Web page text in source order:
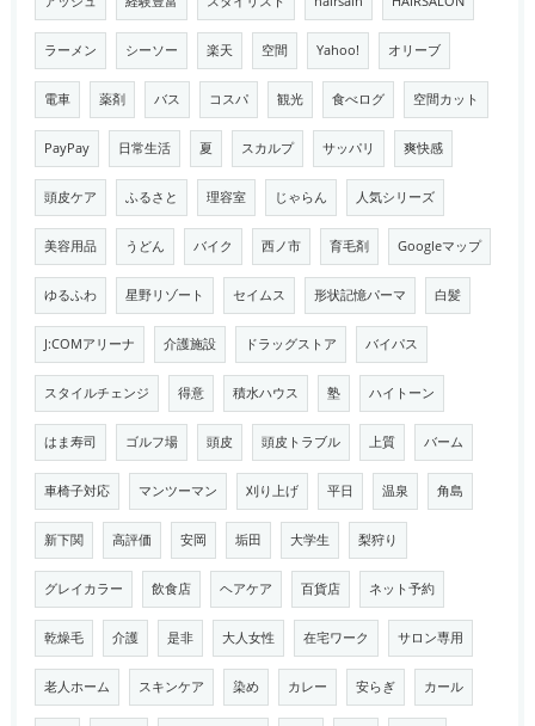
ラーメン シーソー 楽天 空間 Yahoo! オリーブ
電車 薬剤 バス コスパ 観光 食べログ 空間カット
PayPay 日常生活 夏 スカルプ サッパリ 爽快感
頭皮ケア ふるさと 理容室 じゃらん 人気シリーズ
美容用品 うどん バイク 西ノ市 育毛剤 Googleマップ
ゆるふわ 星野リゾート セイムス 形状記憶パーマ 白髪
J:COMアリーナ 介護施設 ドラッグストア バイパス
スタイルチェンジ 得意 積水ハウス 塾 ハイトーン
はま寿司 ゴルフ場 頭皮 頭皮トラブル 上質 バーム
車椅子対応 マンツーマン 刈り上げ 平日 温泉 角島
新下関 高評価 安岡 垢田 大学生 梨狩り
グレイカラー 飲食店 ヘアケア 百貨店 ネット予約
乾燥毛 介護 是非 大人女性 在宅ワーク サロン専用
老人ホーム スキンケア 染め カレー 安らぎ カール